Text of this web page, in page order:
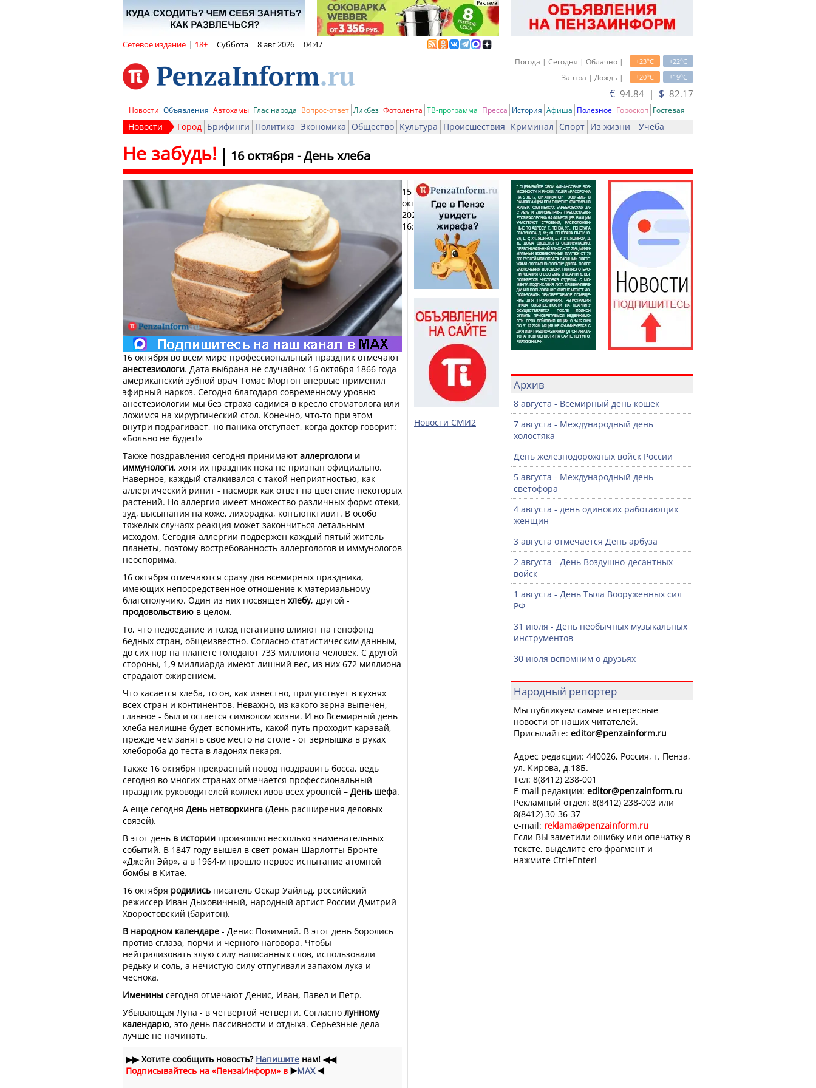
Сетевое издание | 18+ | Суббота | 8 авг 2026 | 04:47
+22oC
+23oC
Погода | Сегодня | Облачно |
+19oC
+20oC
Завтра | Дождь |
€ 94.84 | $ 82.17
Новости Объявления Автохамы Глас народа Вопрос-ответ Ликбез Фотолента ТВ-программа Пресса История Афиша Полезное Гороскоп Гостевая
Новости Город Брифинги Политика Экономика Общество Культура Происшествия Криминал Спорт Из жизни Учеба
16 октября - День хлеба
Не забудь!
15
октября
2025,
16:42
Печать
16 октября во всем мире профессиональный праздник отмечают
анестезиологи. Дата выбрана не случайно: 16 октября 1866 года
американский зубной врач Томас Мортон впервые применил
эфирный наркоз. Сегодня благодаря современному уровню
анестезиологии мы без страха садимся в кресло стоматолога или
ложимся на хирургический стол. Конечно, что-то при этом
внутри подрагивает, но паника отступает, когда доктор говорит:
«Больно не будет!»
Также поздравления сегодня принимают аллергологи и
иммунологи, хотя их праздник пока не признан официально.
Наверное, каждый сталкивался с такой неприятностью, как
аллергический ринит - насморк как ответ на цветение некоторых
растений. Но аллергия имеет множество различных форм: отеки,
зуд, высыпания на коже, лихорадка, конъюнктивит. В особо
тяжелых случаях реакция может закончиться летальным
исходом. Сегодня аллергии подвержен каждый пятый житель
планеты, поэтому востребованность аллергологов и иммунологов
неоспорима.
16 октября отмечаются сразу два всемирных праздника,
имеющих непосредственное отношение к материальному
благополучию. Один из них посвящен хлебу, другой -
продовольствию в целом.
То, что недоедание и голод негативно влияют на генофонд
бедных стран, общеизвестно. Согласно статистическим данным,
до сих пор на планете голодают 733 миллиона человек. С другой
стороны, 1,9 миллиарда имеют лишний вес, из них 672 миллиона
страдают ожирением.
Что касается хлеба, то он, как известно, присутствует в кухнях
всех стран и континентов. Неважно, из какого зерна выпечен,
главное - был и остается символом жизни. И во Всемирный день
хлеба нелишне будет вспомнить, какой путь проходит каравай,
прежде чем занять свое место на столе - от зернышка в руках
хлебороба до теста в ладонях пекаря.
Также 16 октября прекрасный повод поздравить босса, ведь
сегодня во многих странах отмечается профессиональный
праздник руководителей коллективов всех уровней – День шефа.
А еще сегодня День нетворкинга (День расширения деловых
связей).
В этот день в истории произошло несколько знаменательных
событий. В 1847 году вышел в свет роман Шарлотты Бронте
«Джейн Эйр», а в 1964-м прошло первое испытание атомной
бомбы в Китае.
16 октября родились писатель Оскар Уайльд, российский
режиссер Иван Дыховичный, народный артист России Дмитрий
Хворостовский (баритон).
В народном календаре - Денис Позимний. В этот день боролись
против сглаза, порчи и черного наговора. Чтобы
нейтрализовать злую силу написанных слов, использовали
редьку и соль, а нечистую силу отпугивали запахом лука и
чеснока.
Именины сегодня отмечают Денис, Иван, Павел и Петр.
Убывающая Луна - в четвертой четверти. Согласно лунному
календарю, это день пассивности и отдыха. Серьезные дела
лучше не начинать.
▶▶Хотите сообщить новость? Напишите нам! ◀◀
Подписывайтесь на «ПензаИнформ» в ▶️MAX ◀️
Новости СМИ2
Архив
8 августа - Всемирный день кошек
7 августа - Международный день
холостяка
День железнодорожных войск России
5 августа - Международный день
светофора
4 августа - день одиноких работающих
женщин
3 августа отмечается День арбуза
2 августа - День Воздушно-десантных
войск
1 августа - День Тыла Вооруженных сил
РФ
31 июля - День необычных музыкальных
инструментов
30 июля вспомним о друзьях
Народный репортер
Мы публикуем самые интересные
новости от наших читателей.
Присылайте: editor@penzainform.ru
Адрес редакции: 440026, Россия, г. Пенза,
ул. Кирова, д.18Б.
Тел: 8(8412) 238-001
E-mail редакции: editor@penzainform.ru
Рекламный отдел: 8(8412) 238-003 или
8(8412) 30-36-37
e-mail: reklama@penzainform.ru
Если ВЫ заметили ошибку или опечатку в
тексте, выделите его фрагмент и
нажмите Ctrl+Enter!